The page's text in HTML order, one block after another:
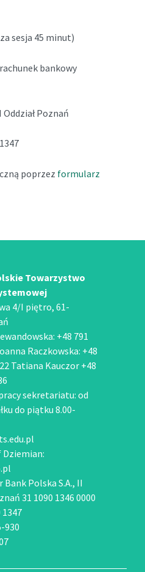
sesja 45 minut)
bankowy
Poznań
poprzez formularz
Towarzystwo
4/I piętro, 61-
+48 791
Raczkowska: +48
Tatiana Kauczor +48
sekretariatu: od
do piątku 8.00-
Bank Polska S.A., II
31 1090 1346 0000
1347
930